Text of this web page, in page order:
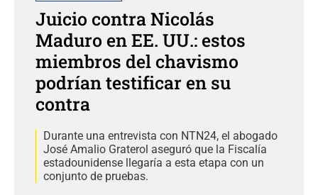
Juicio contra Nicolás
Maduro en EE. UU.: estos
miembros del chavismo
podrían testificar en su
contra
Durante una entrevista con NTN24, el abogado
José Amalio Graterol aseguró que la Fiscalía
estadounidense llegaría a esta etapa con un
conjunto de pruebas.